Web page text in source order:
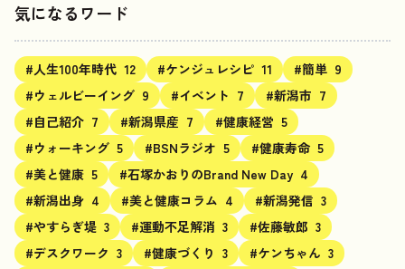
気になるワード
#人生100年時代 12 #ケンジュレシピ 11 #簡単 9
#ウェルビーイング 9 #イベント 7 #新潟市 7
#自己紹介 7 #新潟県産 7 #健康経営 5
#ウォーキング 5 #BSNラジオ 5 #健康寿命 5
#美と健康 5 #石塚かおりのBrand New Day 4
#新潟出身 4 #美と健康コラム 4 #新潟発信 3
#やすらぎ堤 3 #運動不足解消 3 #佐藤敏郎 3
#デスクワーク 3 #健康づくり 3 #ケンちゃん 3